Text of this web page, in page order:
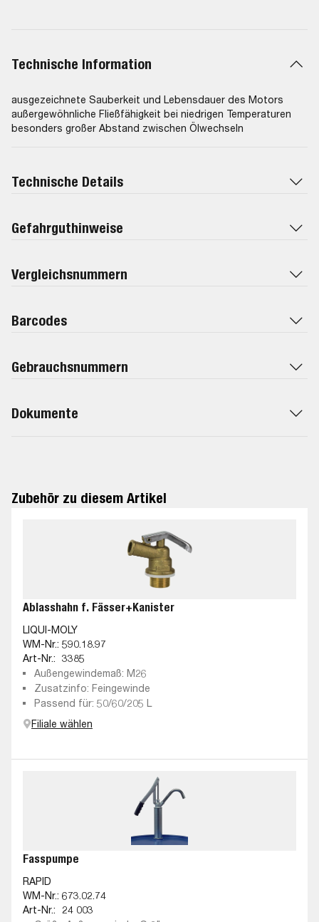
Technische Information
ausgezeichnete Sauberkeit und Lebensdauer des Motors
außergewöhnliche Fließfähigkeit bei niedrigen Temperaturen
besonders großer Abstand zwischen Ölwechseln
Technische Details
Gefahrguthinweise
Vergleichsnummern
Barcodes
Gebrauchsnummern
Dokumente
Zubehör zu diesem Artikel
Ablasshahn f. Fässer+Kanister
LIQUI-MOLY
WM-Nr.: 590.18.97
Art-Nr.: 3385
Außengewindemaß: M26
Zusatzinfo: Feingewinde
Passend für: 50/60/205 L
Filiale wählen
Fasspumpe
RAPID
WM-Nr.: 673.02.74
Art-Nr.:
24 003